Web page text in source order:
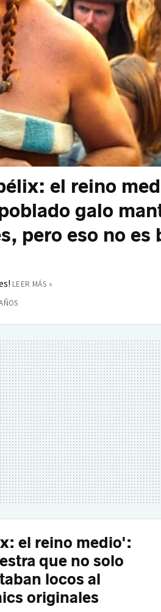
el reino
galo
pero eso no es
LEER MÁS »
el reino medio':
que no solo
locos al
originales